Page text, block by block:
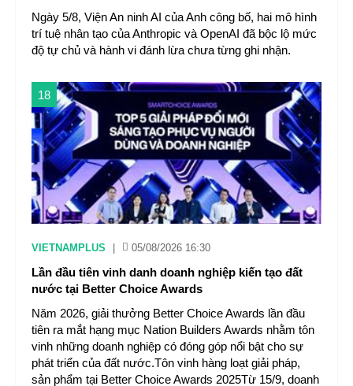
Ngày 5/8, Viện An ninh AI của Anh công bố, hai mô hình
trí tuệ nhân tạo của Anthropic và OpenAI đã bộc lộ mức
độ tự chủ và hành vi đánh lừa chưa từng ghi nhận.
18
VIETNAMPLUS 05/08/2026 16:30
Lần đầu tiên vinh danh doanh nghiệp kiến tạo đất
nước tại Better Choice Awards
Năm 2026, giải thưởng Better Choice Awards lần đầu
tiên ra mắt hạng mục Nation Builders Awards nhằm tôn
vinh những doanh nghiệp có đóng góp nổi bật cho sự
phát triển của đất nước.Tôn vinh hàng loạt giải pháp,
sản phẩm tại Better Choice Awards 2025Từ 15/9, doanh